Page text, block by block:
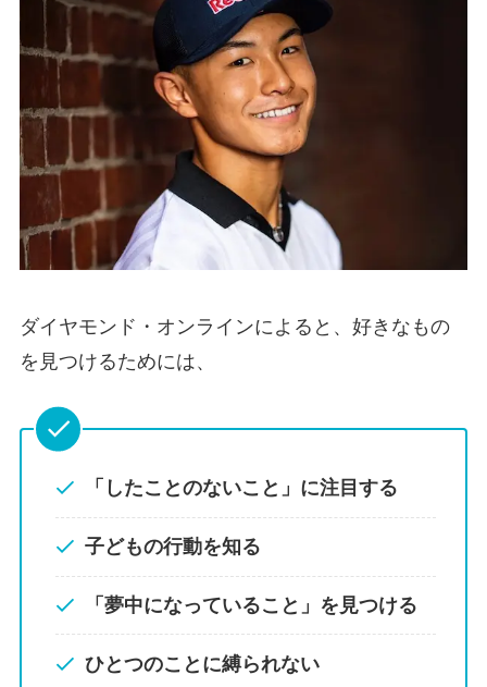
ダイヤモンド・オンラインによると、好きなもの
を見つけるためには、
「したことのないこと」に注目する
子どもの行動を知る
「夢中になっていること」を見つける
ひとつのことに縛られない